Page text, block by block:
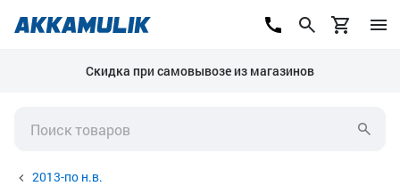
Скидка при самовывозе из магазинов
2013-по н.в.